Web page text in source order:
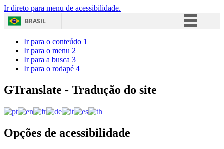
Ir direto para menu de acessibilidade.
BRASIL
Acesso à informação
Ir para o conteúdo 1
Ir para o menu 2
Ir para a busca 3
Ir para o rodapé 4
GTranslate - Tradução do site
Opções de acessibilidade